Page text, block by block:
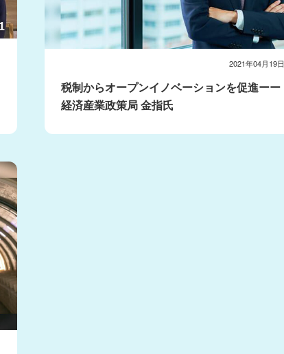
2021年04月19日
税制からオープンイノベーションを促進ーー
経済産業政策局 金指氏